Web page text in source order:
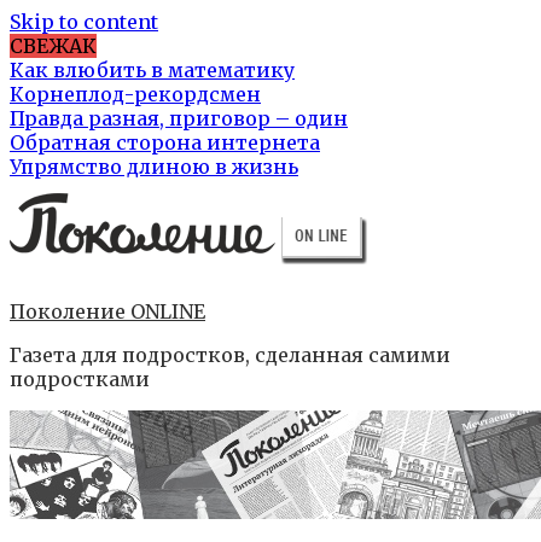
Skip to content
СВЕЖАК
Как влюбить в математику
Корнеплод-рекордсмен
Правда разная, приговор – один
Обратная сторона интернета
Упрямство длиною в жизнь
Поколение ONLINE
Газета для подростков, сделанная самими
подростками